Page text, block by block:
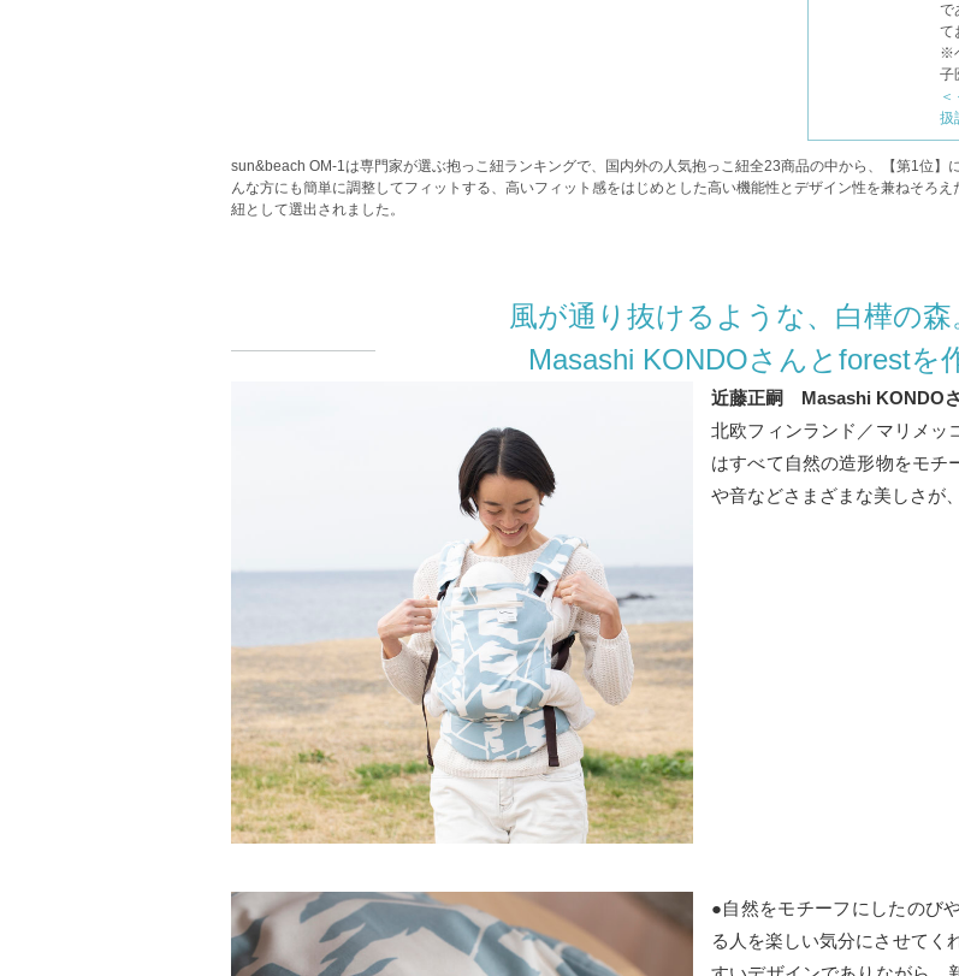
で
て
※
子
扱
sun&beach OM-1は専門家が選ぶ抱っこ紐ランキングで、国内外の人気抱っこ紐全23商品の中から、【第1位】
んな方にも簡単に調整してフィットする、高いフィット感をはじめとした高い機能性とデザイン性を兼ねそろえ
紐として選出されました。
風が通り抜けるような、白樺の森
Masashi KONDOさんとforestを
近藤正嗣 Masashi KONDO
北欧フィンランド／マリメッ
はすべて自然の造形物をモチ
や音などさまざまな美しさが
●自然をモチーフにしたのび
る人を楽しい気分にさせてく